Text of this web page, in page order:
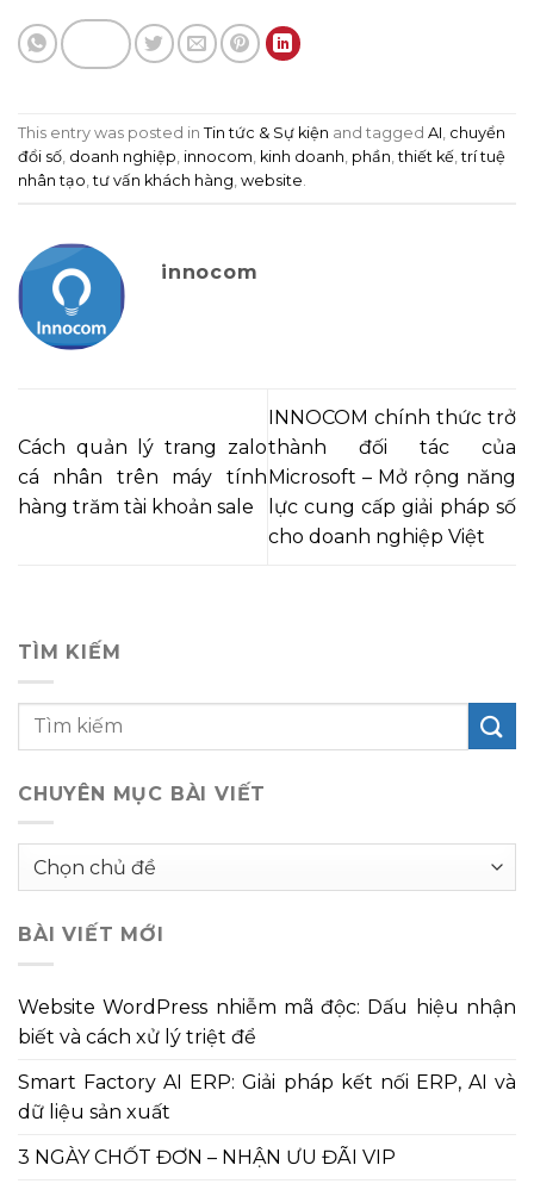
This entry was posted in Tin tức & Sự kiện and tagged AI, chuyển
đổi số, doanh nghiệp, innocom, kinh doanh, phần,thiết kế,trí tuệ
nhân tạo,tư vấn khách hàng, website.
innocom
Cách quản lý trang zalo
cá nhân trên máy tính
hàng trăm tài khoản sale
INNOCOM chính thức trở
thành đối tác của
Microsoft – Mở rộng năng
lực cung cấp giải pháp số
cho doanh nghiệp Việt
TÌM KIẾM
CHUYÊN MỤC BÀI VIẾT
Chuyên
viết
BÀI VIẾT MỚI
Website WordPress nhiễm mã độc: Dấu hiệu nhận
biết và cách xử lý triệt để
Smart Factory AI ERP: Giải pháp kết nối ERP, AI và
dữ liệu sản xuất
3 NGÀY CHỐT ĐƠN – NHẬN ƯU ĐÃI VIP